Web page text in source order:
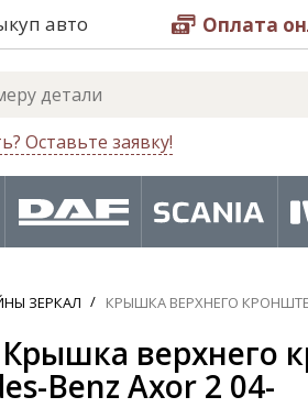
авто Оплата
Оставьте заявку!
ЗЕРКАЛ КРЫШКА ВЕРХНЕГО
верхнего
Benz Axor 2 04-